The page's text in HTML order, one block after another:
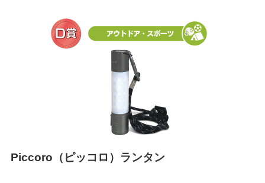
Piccoro（ピッコロ）ランタン